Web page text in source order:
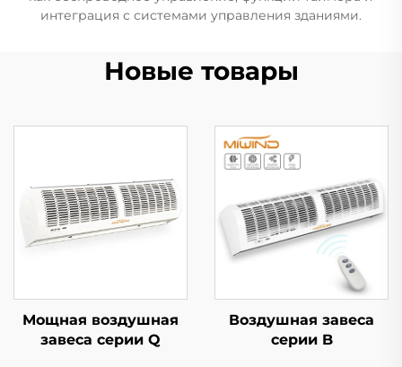
интеграция с системами управления зданиями.
Новые товары
Мощная воздушная
завеса серии Q
Воздушная завеса
серии B